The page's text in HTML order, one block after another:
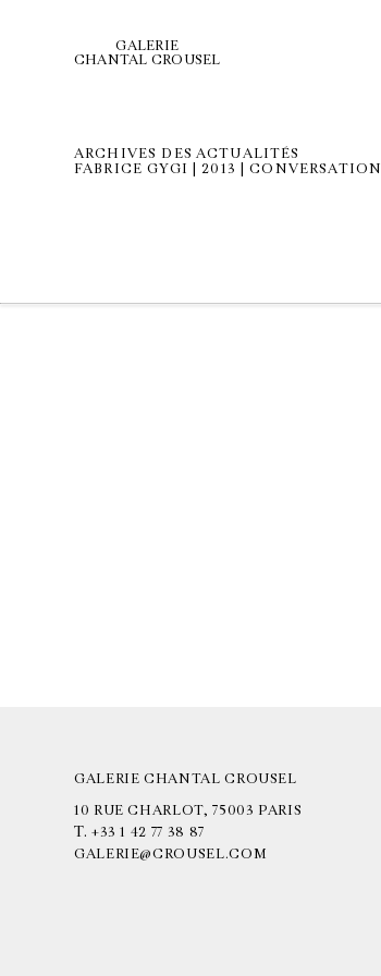
GALERIE
CHANTAL CROUSEL
ARCHIVES DES ACTUALITÉS
FABRICE GYGI | 2013 | CONVERSATION
GALERIE CHANTAL CROUSEL
10 RUE CHARLOT, 75003 PARIS
T. +33 1 42 77 38 87
GALERIE@CROUSEL.COM